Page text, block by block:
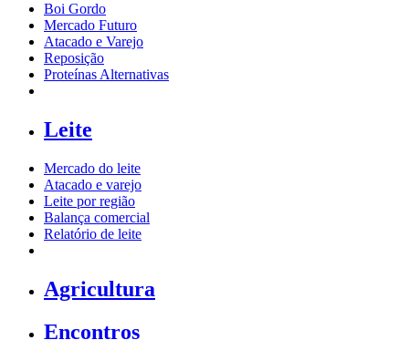
Boi Gordo
Mercado Futuro
Atacado e Varejo
Reposição
Proteínas Alternativas
Leite
Mercado do leite
Atacado e varejo
Leite por região
Balança comercial
Relatório de leite
Agricultura
Encontros